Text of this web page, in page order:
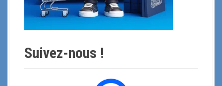
Suivez-nous !